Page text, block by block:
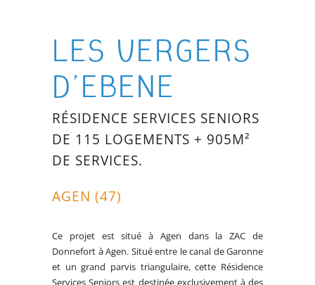
LES VERGERS
D’EBENE
RÉSIDENCE SERVICES SENIORS
DE 115 LOGEMENTS + 905M²
DE SERVICES.
AGEN (47)
Ce projet est situé à Agen dans la ZAC de
Donnefort à Agen. Situé entre le canal de Garonne
et un grand parvis triangulaire, cette Résidence
Services Seniors est destinée exclusivement à des